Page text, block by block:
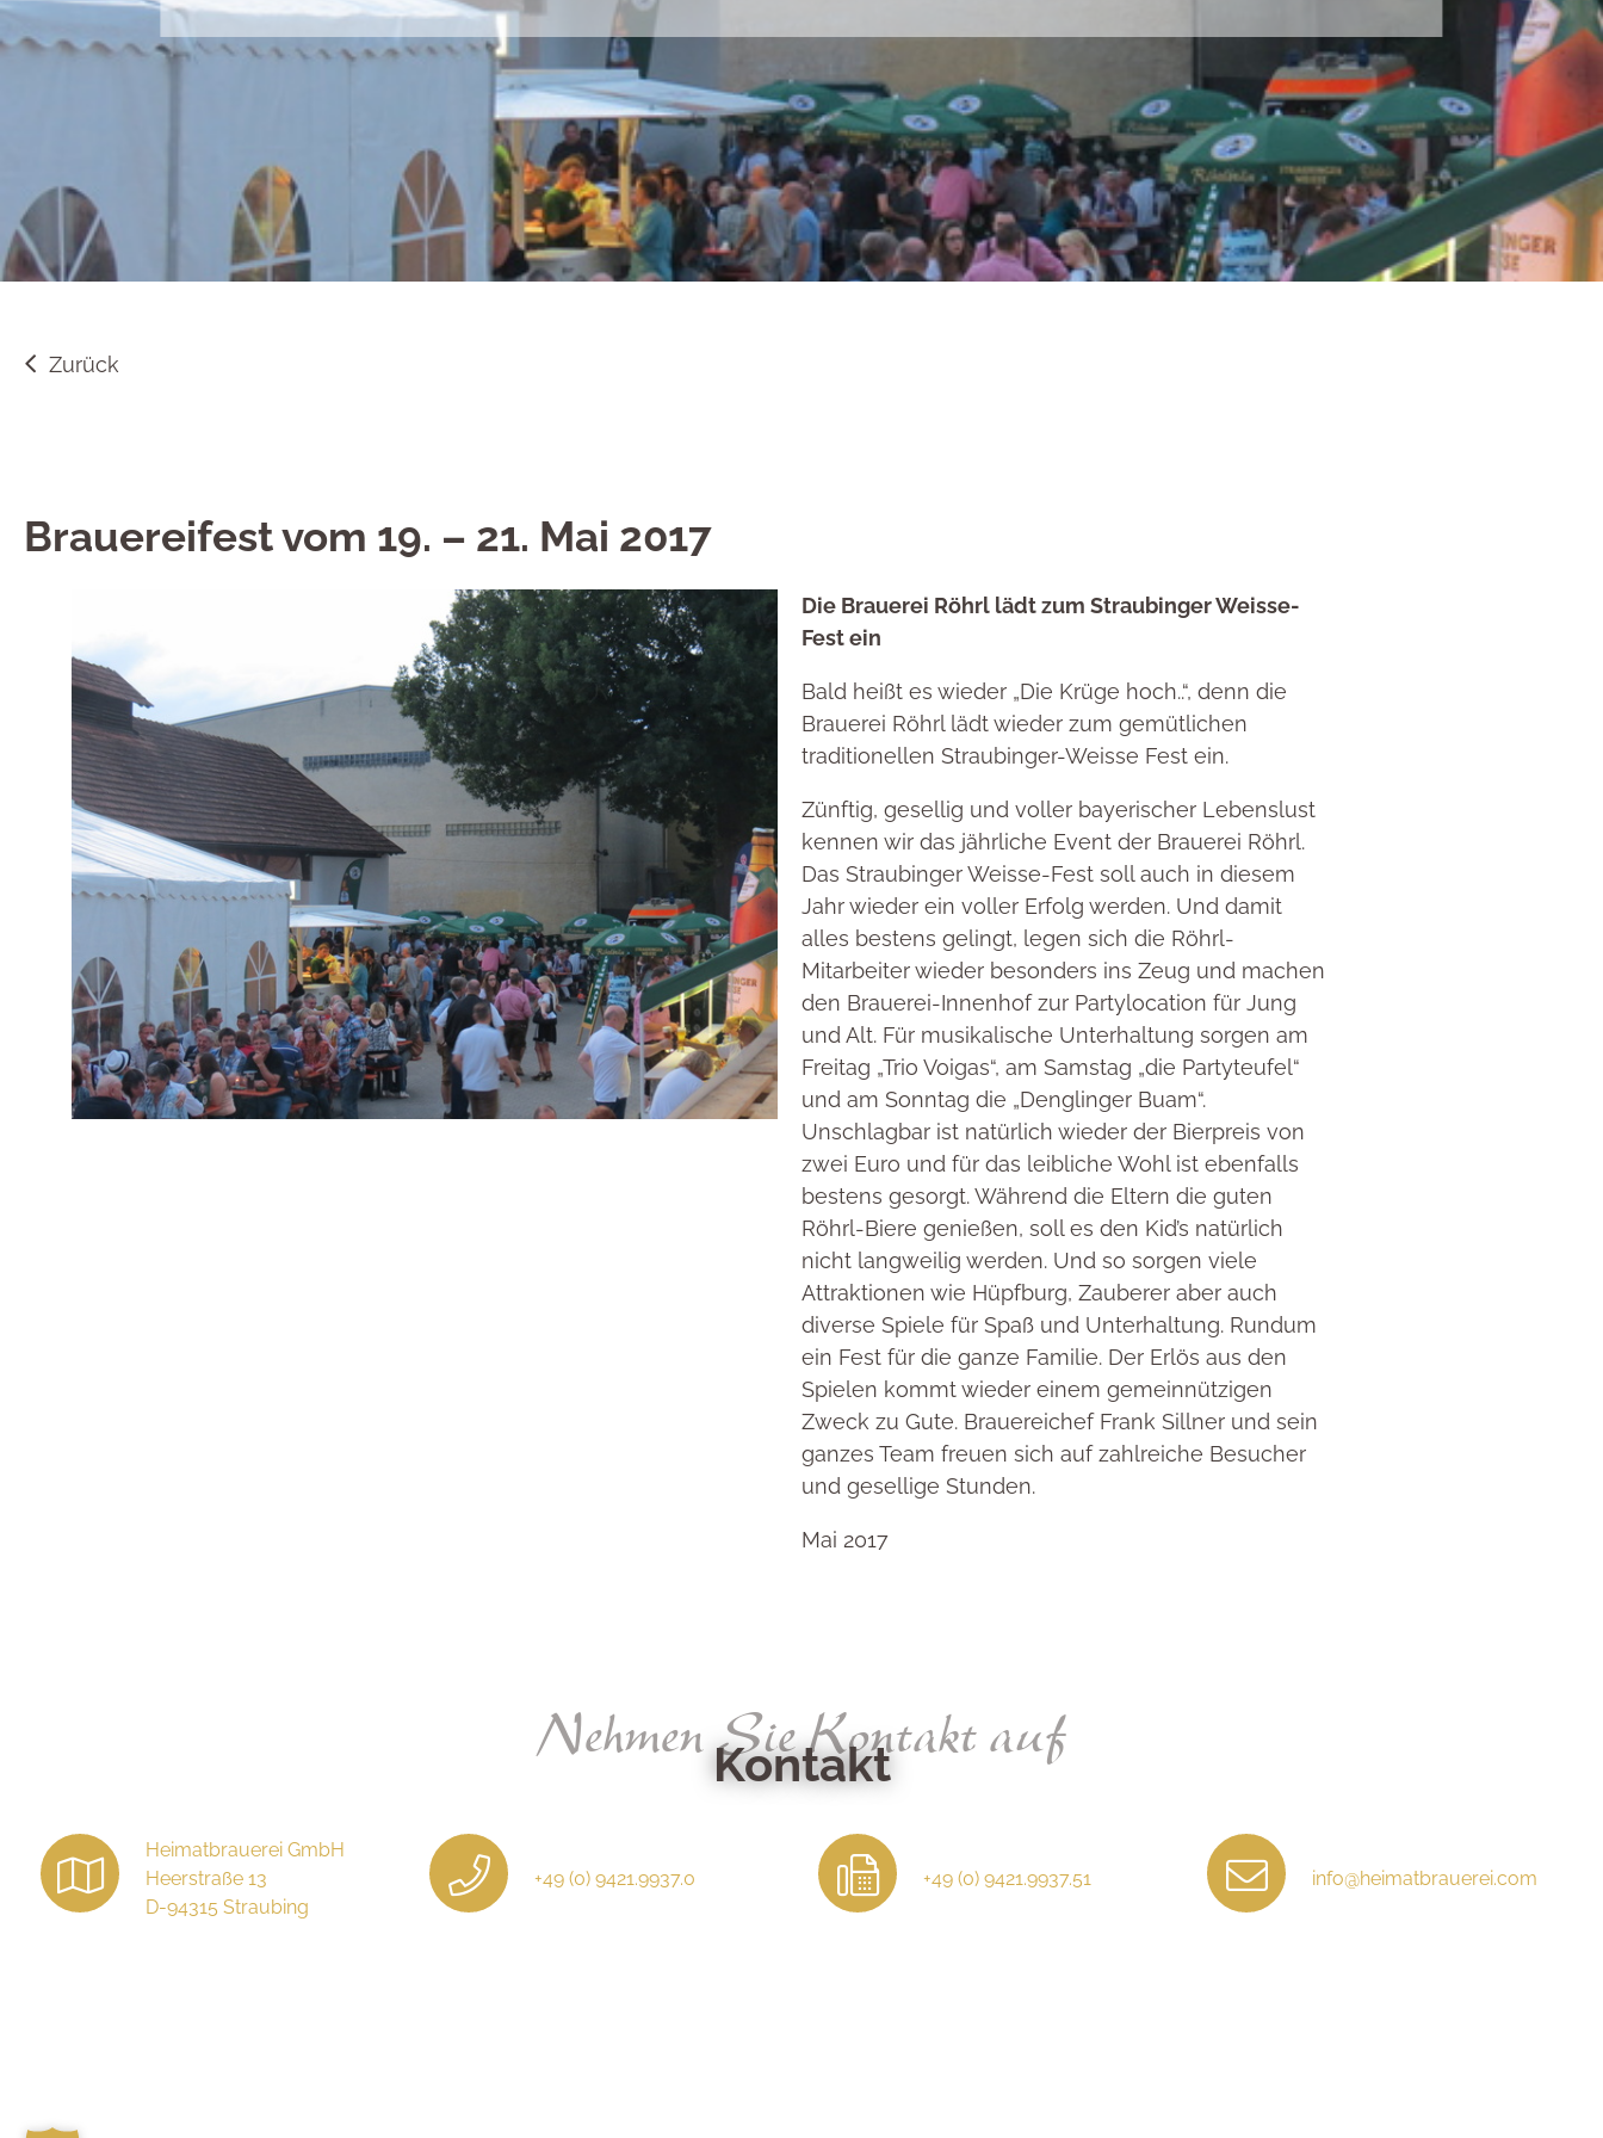
Zurück
Brauereifest vom 19. – 21. Mai 2017
Die Brauerei Röhrl lädt zum Straubinger Weisse-
Fest ein
Bald heißt es wieder „Die Krüge hoch..“, denn die
Brauerei Röhrl lädt wieder zum gemütlichen
traditionellen Straubinger-Weisse Fest ein.
Zünftig, gesellig und voller bayerischer Lebenslust
kennen wir das jährliche Event der Brauerei Röhrl.
Das Straubinger Weisse-Fest soll auch in diesem
Jahr wieder ein voller Erfolg werden. Und damit
alles bestens gelingt, legen sich die Röhrl-
Mitarbeiter wieder besonders ins Zeug und machen
den Brauerei-Innenhof zur Partylocation für Jung
und Alt. Für musikalische Unterhaltung sorgen am
Freitag „Trio Voigas“, am Samstag „die Partyteufel“
und am Sonntag die „Denglinger Buam“.
Unschlagbar ist natürlich wieder der Bierpreis von
zwei Euro und für das leibliche Wohl ist ebenfalls
bestens gesorgt. Während die Eltern die guten
Röhrl-Biere genießen, soll es den Kid’s natürlich
nicht langweilig werden. Und so sorgen viele
Attraktionen wie Hüpfburg, Zauberer aber auch
diverse Spiele für Spaß und Unterhaltung. Rundum
ein Fest für die ganze Familie. Der Erlös aus den
Spielen kommt wieder einem gemeinnützigen
Zweck zu Gute. Brauereichef Frank Sillner und sein
ganzes Team freuen sich auf zahlreiche Besucher
und gesellige Stunden.
Mai 2017
Nehmen Sie Kontakt auf
Kontakt
Heimatbrauerei GmbH
Heerstraße 13
D-94315 Straubing
+49 (0) 9421.9937.0 +49 (0) 9421.9937.51 info@heimatbrauerei.com